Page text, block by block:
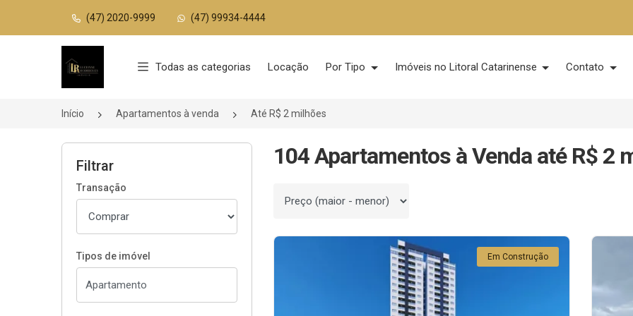
(47) 2020-9999 (47) 99934-4444
Página inicial
Todas as categorias Locação Por Tipo Imóveis no Litoral Catarinense Contato
Início Apartamentos à venda Até R$ 2 milhões
Filtrar
Transação
Tipos de imóvel
104 Apartamentos à Venda até R$ 2
Ordenar por
Em Construção